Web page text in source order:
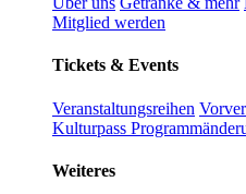
Mitglied werden
Tickets & Events
Veranstaltungsreihen
Kulturpass
Weiteres